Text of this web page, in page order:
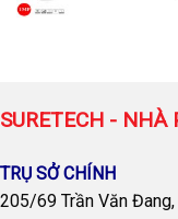
SURETECH - NHÀ
TRỤ SỞ CHÍNH
205/69 Trần Văn